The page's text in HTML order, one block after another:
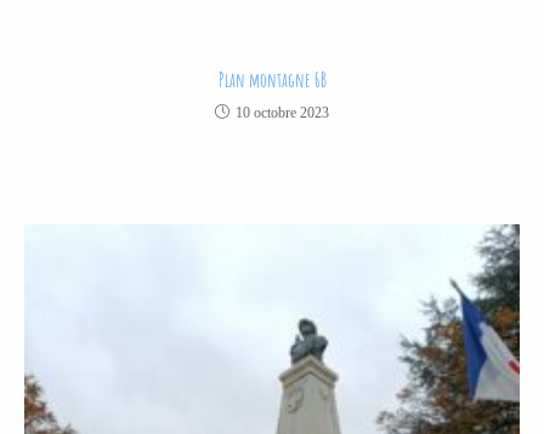
Plan montagne 6B
10 octobre 2023